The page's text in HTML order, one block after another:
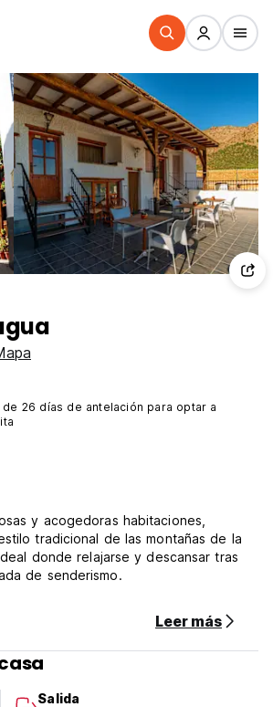
de 26 días de antelación para optar a
y acogedoras habitaciones,
tradicional de las montañas de la
donde relajarse y descansar tras
de senderismo.
Leer más
Salida